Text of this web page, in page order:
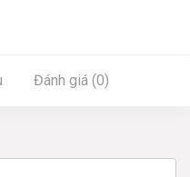
Đánh giá (0)